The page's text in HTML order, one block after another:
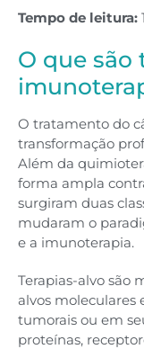
Tempo de leitura:
O que são
O tratamento do
transformação
Além da
forma ampla
surgiram duas
mudaram o
e a imunoterapia.
Terapias-alvo são
alvos moleculares
tumorais ou em
proteínas,